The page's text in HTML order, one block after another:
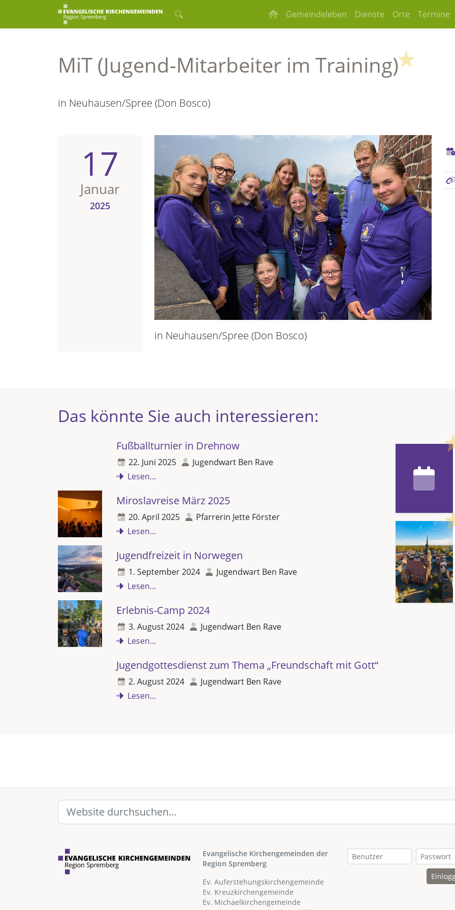
Gemeindeleben Dienste Orte Termine
MiT (Jugend-Mitarbeiter im Training)
in Neuhausen/Spree (Don Bosco)
17
Januar
2025
in Neuhausen/Spree (Don Bosco)
Das könnte Sie auch interessieren:
Fußballturnier in Drehnow
22. Juni 2025
Jugendwart Ben Rave
Lesen...
Miroslavreise März 2025
20. April 2025
Pfarrerin Jette Förster
Lesen...
Jugendfreizeit in Norwegen
1. September 2024
Jugendwart Ben Rave
Lesen...
Erlebnis-Camp 2024
3. August 2024
Jugendwart Ben Rave
Lesen...
Jugendgottesdienst zum Thema „Freundschaft mit Gott“
2. August 2024
Jugendwart Ben Rave
Lesen...
Evangelische Kirchengemeinden der
Region Spremberg
Ev. Auferstehungskirchengemeinde
Ev. Kreuzkirchengemeinde
Ev. Michaelkirchengemeinde